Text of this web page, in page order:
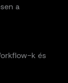
a
k és